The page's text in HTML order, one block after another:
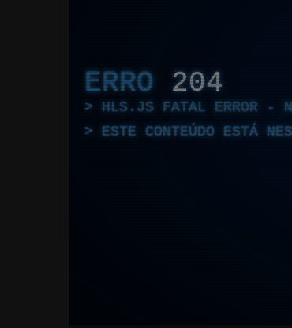
ERRO 204
HLS.JS FATAL ERROR -
ESTE CONTEÚDO ESTÁ